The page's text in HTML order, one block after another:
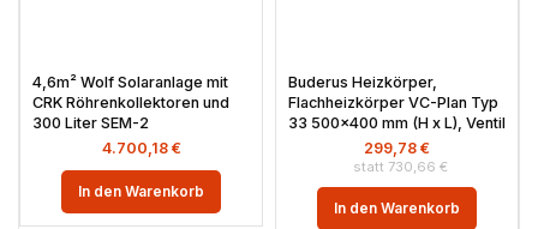
4,6m² Wolf Solaranlage mit
CRK Röhrenkollektoren und
300 Liter SEM-2
4.700,18 €
In den Warenkorb
Buderus Heizkörper,
Flachheizkörper VC-Plan Typ
33 500×400 mm (H x L), Ventil
730,66 €
299,78 €
In den Warenkorb